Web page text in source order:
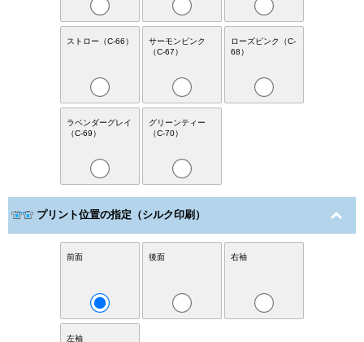
ストロー（C-66）
サーモンピンク
（C-67）
ローズピンク（C-
68）
ラベンダーグレイ
（C-69）
グリーンティー
（C-70）
プリント位置の指定（シルク印刷）
前面 後面 右袖
左袖